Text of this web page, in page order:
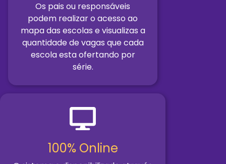
Os pais ou responsáveis
podem realizar o acesso ao
mapa das escolas e visualizas a
quantidade de vagas que cada
escola esta ofertando por
série.
100% Online